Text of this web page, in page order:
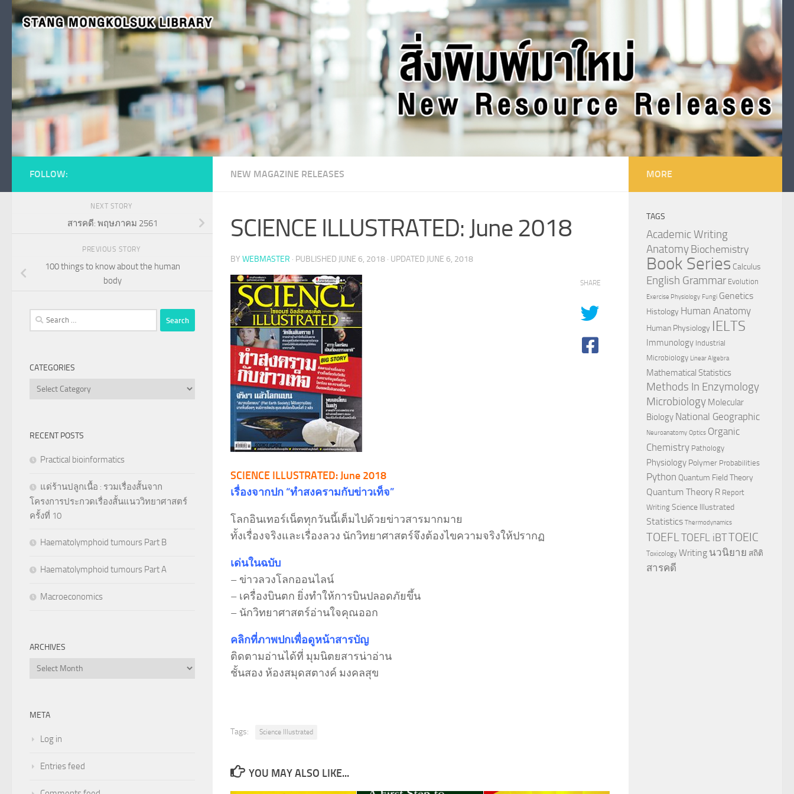
Skip to content
NEW MAGAZINE RELEASES
SCIENCE ILLUSTRATED: June 2018
BY WEBMASTER · PUBLISHED JUNE 6, 2018 · UPDATED JUNE 6, 2018
SCIENCE ILLUSTRATED: June 2018
เรื่องจากปก “ทำสงครามกับข่าวเท็จ”
โลกอินเทอร์เน็ตทุกวันนี้เต็มไปด้วยข่าวสารมากมาย
ทั้งเรื่องจริงและเรื่องลวง นักวิทยาศาสตร์จึงต้องไขความจริงให้ปรากฏ
เด่นในฉบับ
– ข่าวลวงโลกออนไลน์
– เครื่องบินตก ยิ่งทำให้การบินปลอดภัยขึ้น
– นักวิทยาศาสตร์อ่านใจคุณออก
คลิกที่ภาพปกเพื่อดูหน้าสารบัญ
ติดตามอ่านได้ที่ มุมนิตยสารน่าอ่าน
ชั้นสอง ห้องสมุดสตางค์ มงคลสุข
SHARE
Tags: Science Illustrated
YOU MAY ALSO LIKE...
FOLLOW:
NEXT STORY
สารคดี: พฤษภาคม 2561
PREVIOUS STORY
100 things to know about the human
body
Search
for:
CATEGORIES
Categories
RECENT POSTS
Practical bioinformatics
แด่ร้านปลูกเนื้อ : รวมเรื่องสั้นจาก
โครงการประกวดเรื่องสั้นแนววิทยาศาสตร์
ครั้งที่ 10
Haematolymphoid tumours Part B
Haematolymphoid tumours Part A
Macroeconomics
ARCHIVES
Archives
META
Log in
Entries feed
MORE
TAGS
Academic Writing
AnatomyBiochemistry
Book Series Calculus
English Grammar Evolution
Exercise Physiology Fungi Genetics
Histology Human Anatomy
Human Physiology IELTS
Immunology Industrial
Microbiology Linear Algebra
Mathematical Statistics
Methods In Enzymology
Microbiology Molecular
Biology National Geographic
Neuroanatomy Optics Organic
Chemistry Pathology
Physiology Polymer Probabilities
Python Quantum Field Theory
Quantum Theory R Report
Writing Science Illustrated
Statistics Thermodynamics
TOEFL TOEFL iBTTOEIC
Toxicology Writing นวนิยาย สถิติ
สารคดี